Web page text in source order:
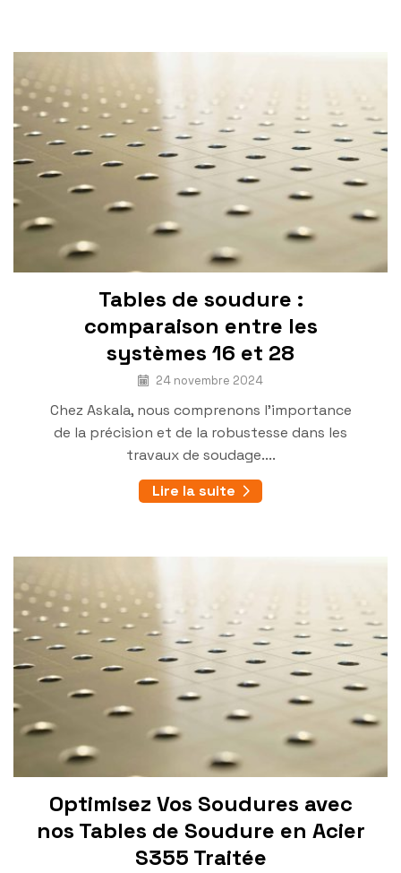
Tables de soudure :
comparaison entre les
systèmes 16 et 28
24 novembre 2024
Chez Askala, nous comprenons l’importance
de la précision et de la robustesse dans les
travaux de soudage....
Lire la suite
Optimisez Vos Soudures avec
nos Tables de Soudure en Acier
S355 Traitée